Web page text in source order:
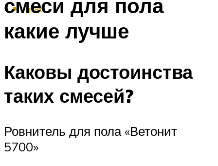
МЕНЮ
смеси для пола
какие лучше
Каковы достоинства
таких смесей?
Ровнитель для пола «Ветонит
5700»